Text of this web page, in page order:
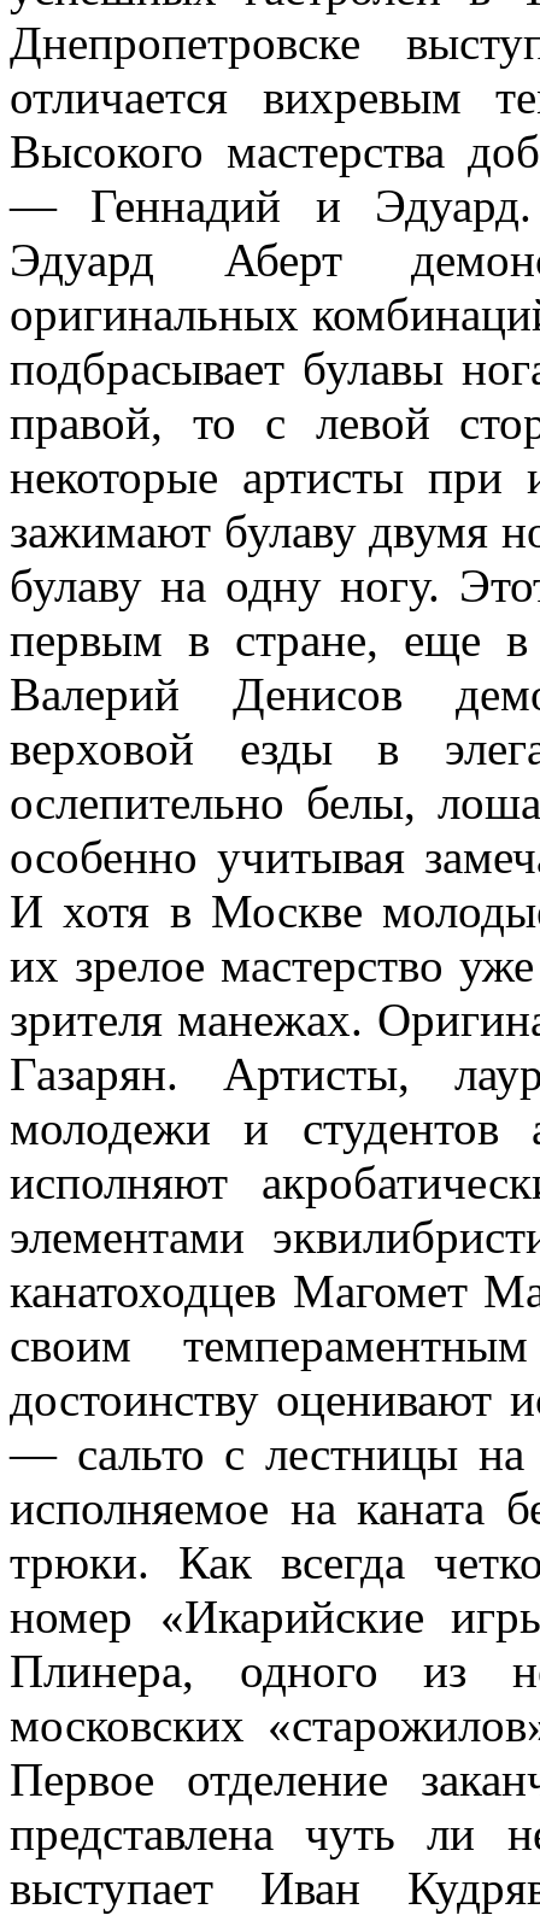
Дне­пропетровске
отличается вихревым
Высокого мастерства
— Генна­дий и Эдуард.
Эдуард Аберт
оригинальных
подбрасывает булавы
правой, то с левой
некоторые артисты при
зажимают бу­лаву двумя
булаву на одну ногу.
первым в стране, еще
Валерий Денисов
верховой езды в
ослепительно бе­лы,
особенно учитывая
И хотя в Москве
их зрелое мастерство
зрителя манежах.
Газарян. Артисты,
молодежи и
исполняют
элементами
канатоходцев Магомет
своим
достоинству оценивают
— сальто с лестницы на
исполняемое на каната
трюки. Как всегда
номер «Икарийские
Плинера, одного из
московских
Первое отделение
представле­на чуть ли
выступает Иван